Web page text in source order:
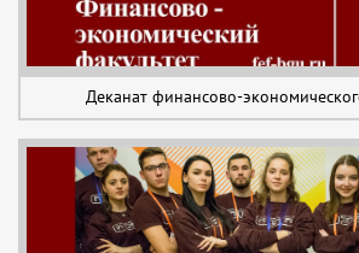
Деканат финансово-